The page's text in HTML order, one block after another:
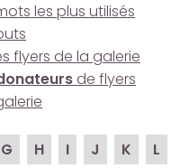
les plus utilisés
flyers de la galerie
de flyers
G H I J K
L